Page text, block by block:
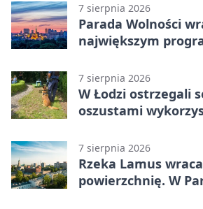
7 sierpnia 2026
Parada Wolności
największym
platform
7 sierpnia 2026
W Łodzi ostrzegali
oszustami
7 sierpnia 2026
Rzeka Lamus
powierzchnię. W